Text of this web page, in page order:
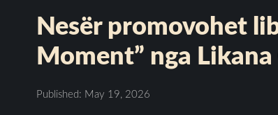
Nesër promovohet
Moment” nga Likana
Published: May 19, 2026